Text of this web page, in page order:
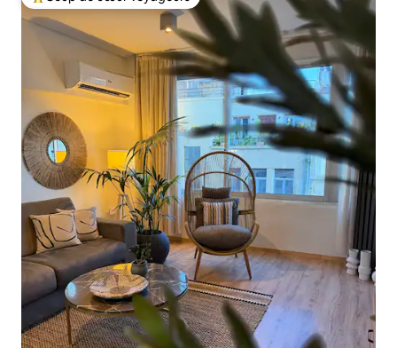
Coups de cœur voyageurs les plus appréciés